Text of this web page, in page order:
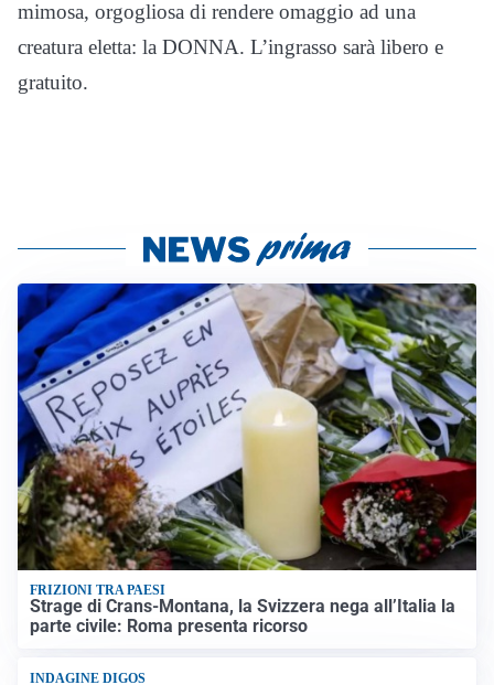
mimosa, orgogliosa di rendere omaggio ad una
creatura eletta: la DONNA. L’ingrasso sarà libero e
gratuito.
FRIZIONI TRA PAESI
Strage di Crans-Montana, la Svizzera nega all’Italia la
parte civile: Roma presenta ricorso
INDAGINE DIGOS